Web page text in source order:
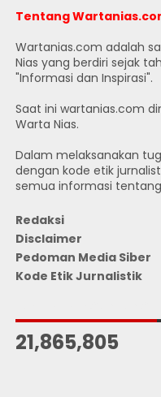
Tentang
Wartanias.com adalah
Nias yang berdiri sejak
"Informasi dan Inspirasi".
Saat ini wartanias.com
Warta Nias.
Dalam melaksanakan
dengan kode etik
semua informasi tentang
Redaksi
Disclaimer
Pedoman Media Siber
Kode Etik Jurnalistik
21,865,805